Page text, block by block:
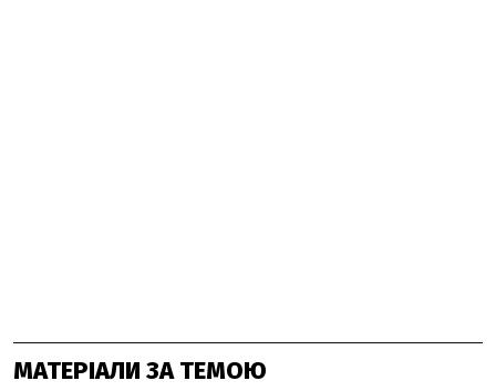
МАТЕРІАЛИ ЗА ТЕМОЮ